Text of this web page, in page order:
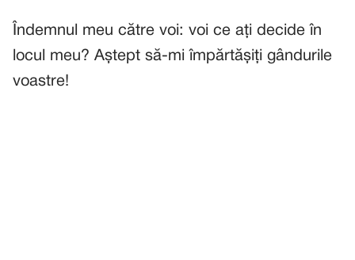
Îndemnul meu către voi: voi ce ați decide în
locul meu? Aștept să-mi împărtășiți gândurile
voastre!